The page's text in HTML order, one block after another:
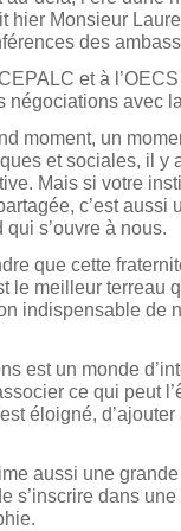
hier Monsieur
des
et à
négociations avec
moment, un
et sociales, il y
Mais si votre
c’est aussi
s’ouvre à nous.
que cette
le meilleur terreau
indispensable de
est un monde
ce qui peut
éloigné,
aussi une
s’inscrire dans